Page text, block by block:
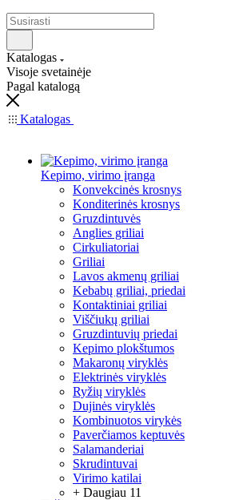
Katalogas
Visoje svetainėje
Pagal katalogą
Katalogas
Kepimo, virimo įranga
Konvekcinės krosnys
Konditerinės krosnys
Gruzdintuvės
Anglies griliai
Cirkuliatoriai
Griliai
Lavos akmenų griliai
Kebabų griliai, priedai
Kontaktiniai griliai
Viščiukų griliai
Gruzdintuvių priedai
Kepimo plokštumos
Makaronų viryklės
Elektrinės viryklės
Ryžių viryklės
Dujinės viryklės
Kombinuotos virykės
Paverčiamos keptuvės
Salamanderiai
Skrudintuvai
Virimo katilai
+ Daugiau 11